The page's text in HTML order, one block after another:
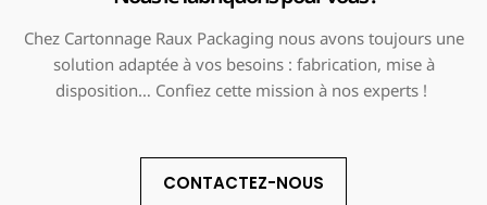
Chez Cartonnage Raux Packaging nous avons toujours une
solution adaptée à vos besoins : fabrication, mise à
disposition… Confiez cette mission à nos experts !
CONTACTEZ-NOUS